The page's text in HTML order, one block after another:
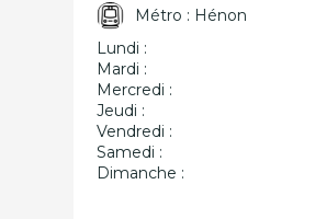
Métro : Hénon
Lundi :
Mardi :
Mercredi :
Jeudi :
Vendredi :
Samedi :
Dimanche :